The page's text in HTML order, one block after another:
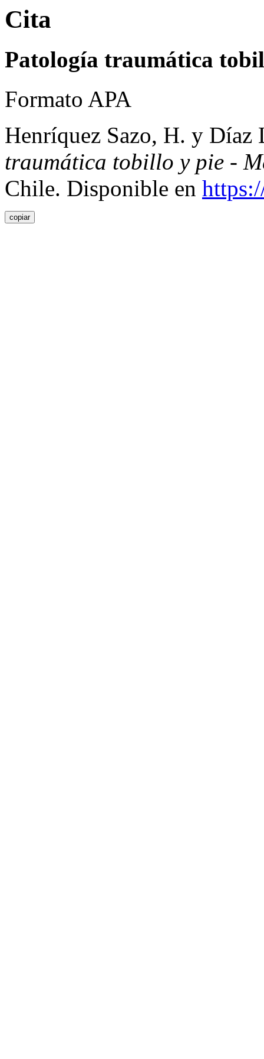
Cita
Patología traumática
Formato APA
Henríquez Sazo, H. y
traumática tobillo y pie -
Chile. Disponible en
copiar